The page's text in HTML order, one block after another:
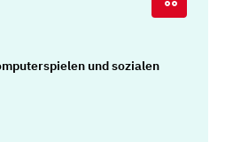
und sozialen